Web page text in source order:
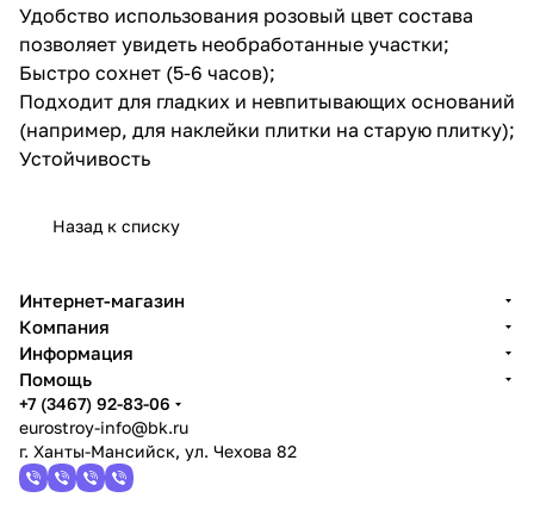
Удобство использования розовый цвет состава
позволяет увидеть необработанные участки;
Быстро сохнет (5-6 часов);
Подходит для гладких и невпитывающих оснований
(например, для наклейки плитки на старую плитку);
Устойчивость
Назад к списку
Интернет-магазин
Компания
Информация
Помощь
+7 (3467) 92-83-06
eurostroy-info@bk.ru
г. Ханты-Мансийск, ул. Чехова 82